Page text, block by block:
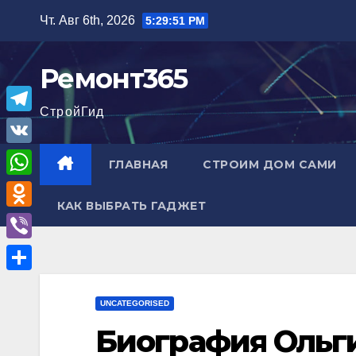
содержимому
Чт. Авг 6th, 2026 5:29:52 PM
Ремонт365
СтройГид
ГЛАВНАЯ СТРОИМ ДОМ САМИ
КАК ВЫБРАТЬ ГАДЖЕТ
UNCATEGORISED
Биография
T
e
l
e
g
r
V
K
W
h
a
O
d
n
V